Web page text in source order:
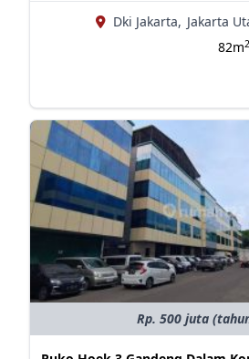
Dki Jakarta, Jakarta
82m2
Rp. 500 juta